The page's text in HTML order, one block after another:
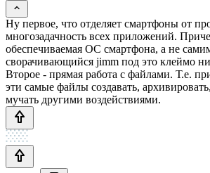
Ну первое, что отделяет смартфоны от
многозадачность всех приложений.
обеспечиваемая ОС смартфона, а не
сворачивающийся jimm под это клеймо
Второе - прямая работа с файлами. Т.е.
эти самые файлы создавать,
мучать другими воздействиями.